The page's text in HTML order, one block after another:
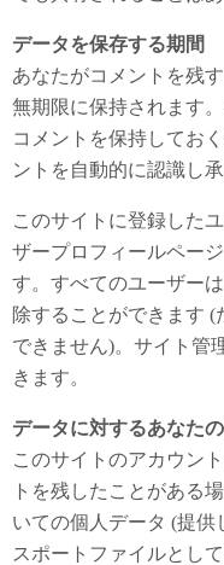
データを保存する期間
あなたがコメントを残
無期限に保持されます
コメントを保持してお
ントを自動的に認識し
このサイトに登録した
ザープロフィールペー
す。すべてのユーザー
除することができます
できません)。サイト管
きます。
データに対するあなた
このサイトのアカウン
トを残したことがある
いての個人データ (提供
スポートファイルとし